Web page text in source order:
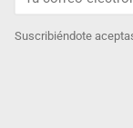
Suscribiéndote